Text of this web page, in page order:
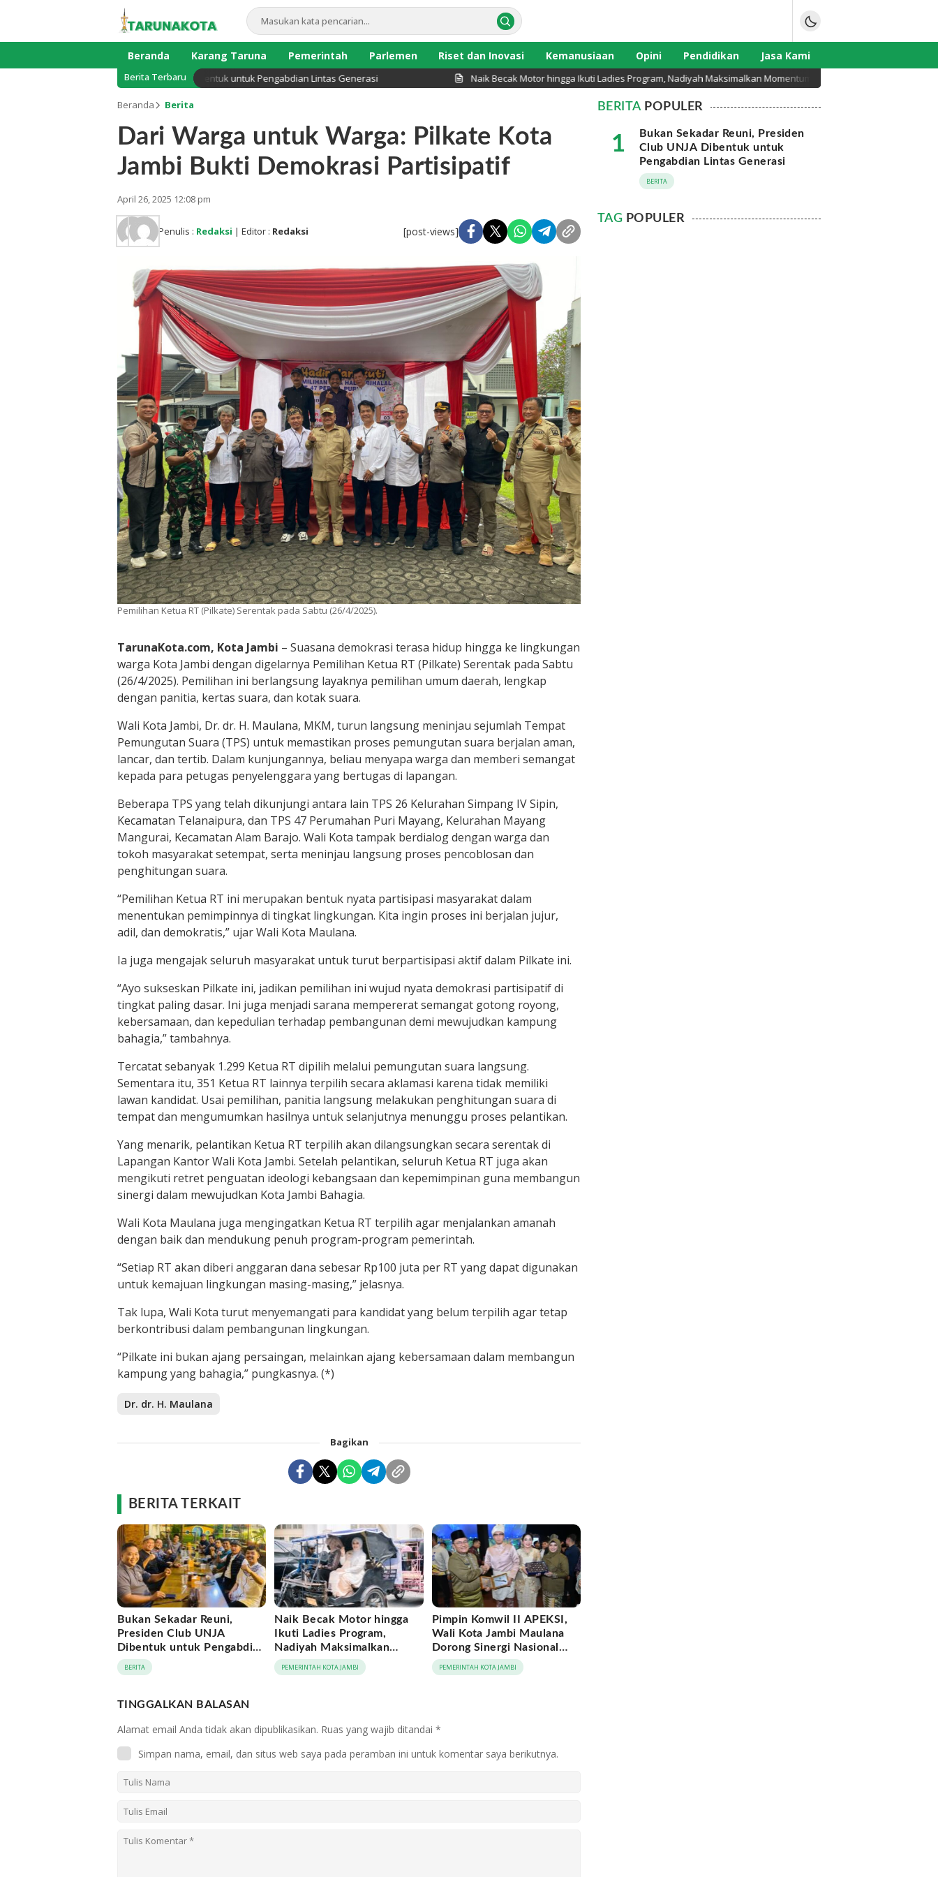
Beranda Karang Taruna Pemerintah Parlemen Riset dan Inovasi Kemanusiaan Opini Pendidikan Jasa Kami
Berita Terbaru
Sekadar Reuni, Presiden Club UNJA Dibentuk untuk Pengabdian Lintas Generasi Naik Becak Motor hingga Ikuti Ladies Program, Nadiyah Maksimalkan Momentum Rakernas APEKSI di Medan
Beranda Berita
Dari Warga untuk Warga: Pilkate Kota
Jambi Bukti Demokrasi Partisipatif
April 26, 2025 12:08 pm
Penulis : Redaksi | Editor : Redaksi [post-views]
Pemilihan Ketua RT (Pilkate) Serentak pada Sabtu (26/4/2025).
TarunaKota.com, Kota Jambi – Suasana demokrasi terasa hidup hingga ke lingkungan
warga Kota Jambi dengan digelarnya Pemilihan Ketua RT (Pilkate) Serentak pada Sabtu
(26/4/2025). Pemilihan ini berlangsung layaknya pemilihan umum daerah, lengkap
dengan panitia, kertas suara, dan kotak suara.
Wali Kota Jambi, Dr. dr. H. Maulana, MKM, turun langsung meninjau sejumlah Tempat
Pemungutan Suara (TPS) untuk memastikan proses pemungutan suara berjalan aman,
lancar, dan tertib. Dalam kunjungannya, beliau menyapa warga dan memberi semangat
kepada para petugas penyelenggara yang bertugas di lapangan.
Beberapa TPS yang telah dikunjungi antara lain TPS 26 Kelurahan Simpang IV Sipin,
Kecamatan Telanaipura, dan TPS 47 Perumahan Puri Mayang, Kelurahan Mayang
Mangurai, Kecamatan Alam Barajo. Wali Kota tampak berdialog dengan warga dan
tokoh masyarakat setempat, serta meninjau langsung proses pencoblosan dan
penghitungan suara.
“Pemilihan Ketua RT ini merupakan bentuk nyata partisipasi masyarakat dalam
menentukan pemimpinnya di tingkat lingkungan. Kita ingin proses ini berjalan jujur,
adil, dan demokratis,” ujar Wali Kota Maulana.
Ia juga mengajak seluruh masyarakat untuk turut berpartisipasi aktif dalam Pilkate ini.
“Ayo sukseskan Pilkate ini, jadikan pemilihan ini wujud nyata demokrasi partisipatif di
tingkat paling dasar. Ini juga menjadi sarana mempererat semangat gotong royong,
kebersamaan, dan kepedulian terhadap pembangunan demi mewujudkan kampung
bahagia,” tambahnya.
Tercatat sebanyak 1.299 Ketua RT dipilih melalui pemungutan suara langsung.
Sementara itu, 351 Ketua RT lainnya terpilih secara aklamasi karena tidak memiliki
lawan kandidat. Usai pemilihan, panitia langsung melakukan penghitungan suara di
tempat dan mengumumkan hasilnya untuk selanjutnya menunggu proses pelantikan.
Yang menarik, pelantikan Ketua RT terpilih akan dilangsungkan secara serentak di
Lapangan Kantor Wali Kota Jambi. Setelah pelantikan, seluruh Ketua RT juga akan
mengikuti retret penguatan ideologi kebangsaan dan kepemimpinan guna membangun
sinergi dalam mewujudkan Kota Jambi Bahagia.
Wali Kota Maulana juga mengingatkan Ketua RT terpilih agar menjalankan amanah
dengan baik dan mendukung penuh program-program pemerintah.
“Setiap RT akan diberi anggaran dana sebesar Rp100 juta per RT yang dapat digunakan
untuk kemajuan lingkungan masing-masing,” jelasnya.
Tak lupa, Wali Kota turut menyemangati para kandidat yang belum terpilih agar tetap
berkontribusi dalam pembangunan lingkungan.
“Pilkate ini bukan ajang persaingan, melainkan ajang kebersamaan dalam membangun
kampung yang bahagia,” pungkasnya. (*)
Dr. dr. H. Maulana
Bagikan
BERITA TERKAIT
Bukan Sekadar Reuni,
Presiden Club UNJA
Dibentuk untuk Pengabdian
Lintas Generasi
BERITA
Naik Becak Motor hingga
Ikuti Ladies Program,
Nadiyah Maksimalkan
Momentum Rakernas
APEKSI di Medan
PEMERINTAH KOTA JAMBI
Pimpin Komwil II APEKSI,
Wali Kota Jambi Maulana
Dorong Sinergi Nasional
Antar-Kota
PEMERINTAH KOTA JAMBI
TINGGALKAN BALASAN
Alamat email Anda tidak akan dipublikasikan. Ruas yang wajib ditandai *
Simpan nama, email, dan situs web saya pada peramban ini untuk komentar saya berikutnya.
BERITAPOPULER
1
Bukan Sekadar Reuni, Presiden
Club UNJA Dibentuk untuk
Pengabdian Lintas Generasi
BERITA
TAG POPULER